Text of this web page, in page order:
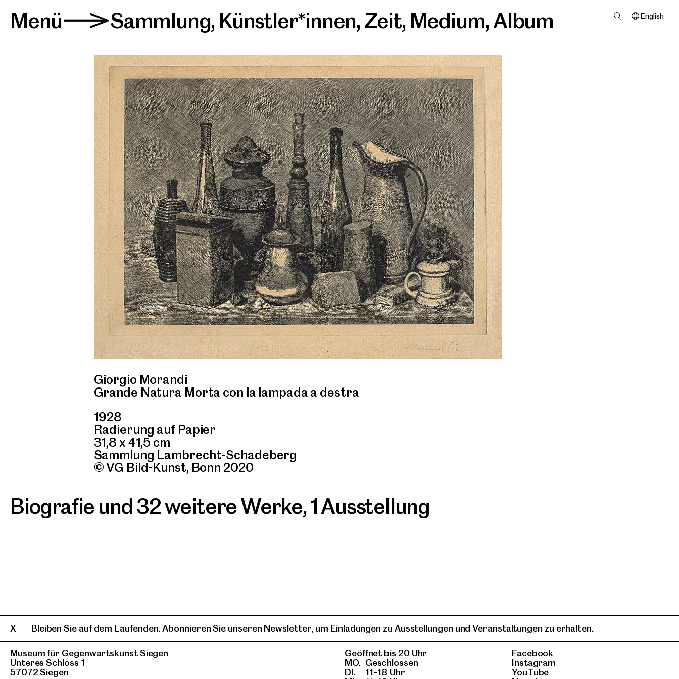
Menü>Sammlung, Künstler*innen, Zeit, Medium,Album English
Giorgio Morandi
Grande Natura Morta con la lampada a destra
1928
Radierung auf Papier
31,8 x 41,5 cm
Sammlung Lambrecht-Schadeberg
© VG Bild-Kunst, Bonn 2020
Biografie und 32 weitere Werke,1 Ausstellung
Museum für Gegenwartskunst Siegen
Unteres Schloss 1
57072 Siegen
Geöffnet bis 20 Uhr
MO. Geschlossen
DI.
11–18 Uhr
Facebook
Instagram
YouTube
Bleiben Sie auf dem Laufenden. Abonnieren Sie unseren Newsletter, um Einladungen zu Ausstellungen und Veranstaltungen zu erhalten.